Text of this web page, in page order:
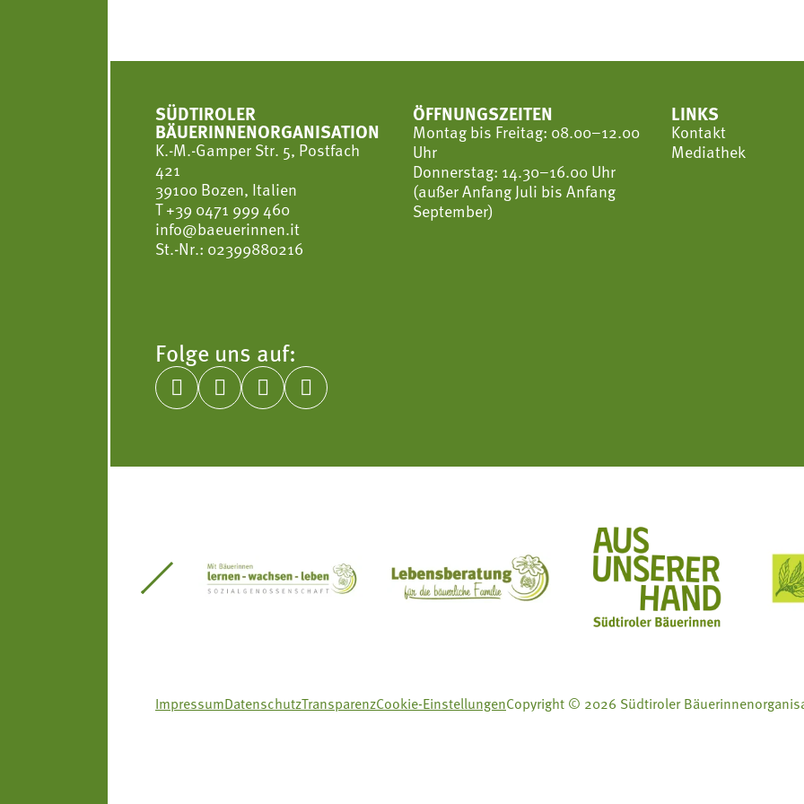
SÜDTIROLER
BÄUERINNENORGANISATION
K.-M.-Gamper Str. 5, Postfach
421
39100 Bozen, Italien
T+39 0471 999 460
info@baeuerinnen.it
St.-Nr.: 02399880216
ÖFFNUNGSZEITEN
Montag bis Freitag: 08.00–12.00
Uhr
Donnerstag: 14.30–16.00 Uhr
(außer Anfang Juli bis Anfang
September)
LINKS
Kontakt
Mediathek
Folge uns auf:
   
Südtiroler Gärtnervereinigung Sozialgenossenschaft Mit Bäuerinnen lernen - wachsen - leben
Lebensberatung für die bäuerliche Familie
Aus unserer Hand
ImpressumDatenschutzTransparenzCookie-EinstellungenCopyright © 2026 Südtiroler